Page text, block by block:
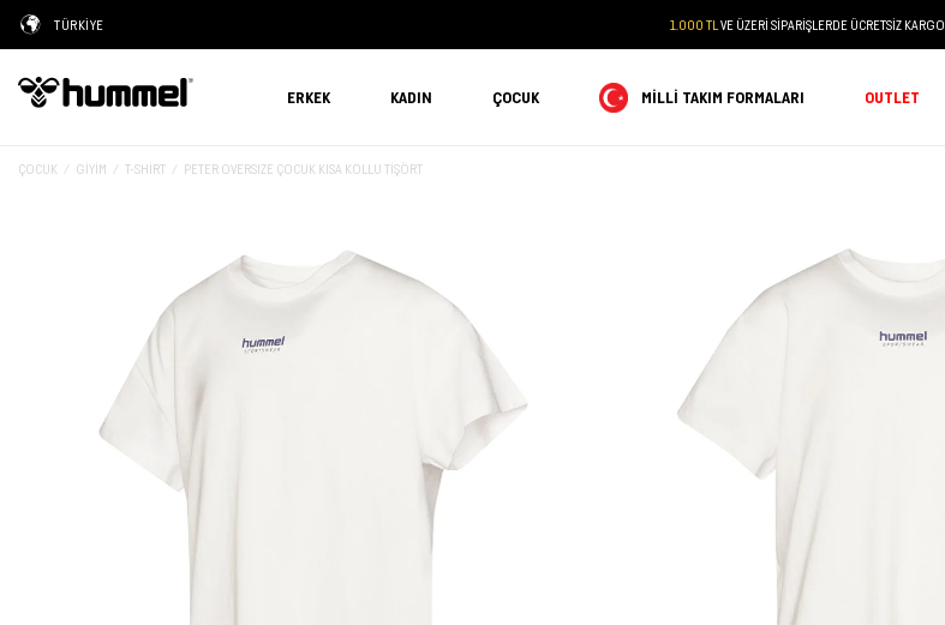
TÜRKİYE 1.000 TL VE ÜZERİ SİPARİŞLERDE ÜCRETSİZ KARGO
ERKEK KADIN ÇOCUK MILLI TAKIM FORMALARI OUTLET
ÇOCUK GIYIM T-SHIRT PETER OVERSIZE ÇOCUK KISA KOLLU TİŞÖRT